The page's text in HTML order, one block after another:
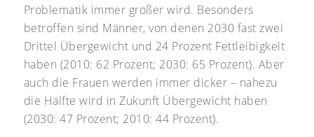
Problematik immer größer wird. Besonders
betroffen sind Männer, von denen 2030 fast zwei
Drittel Übergewicht und 24 Prozent Fettleibigkeit
haben (2010: 62 Prozent; 2030: 65 Prozent). Aber
auch die Frauen werden immer dicker – nahezu
die Hälfte wird in Zukunft Übergewicht haben
(2030: 47 Prozent; 2010: 44 Prozent).